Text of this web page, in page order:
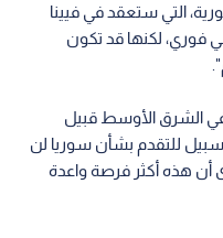
التي ستعقد في فيينا
فوري، لكنها قد تكون
الشرق الأوسط قبيل
سبيل للتقدم بشأن سوريا لن
أن هذه أكثر فرصة واعدة